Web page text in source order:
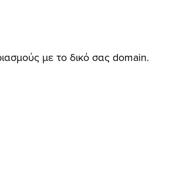
με το δικό σας domain.